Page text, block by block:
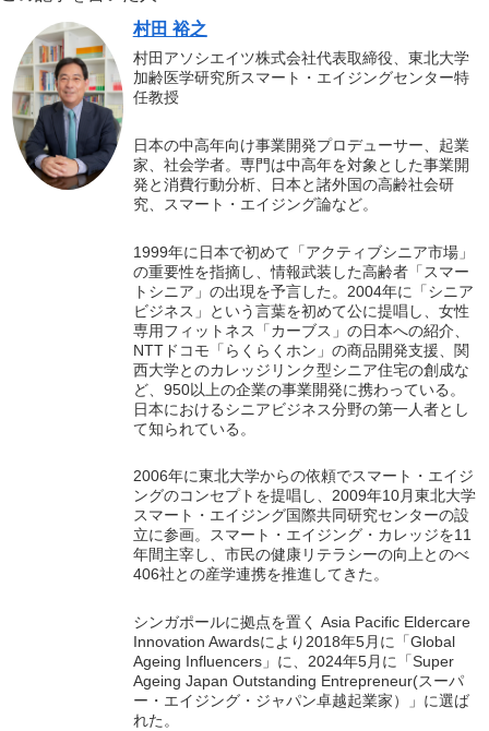
村田 裕之
村田アソシエイツ株式会社代表取締役、東北大学
加齢医学研究所スマート・エイジングセンター特
任教授
日本の中高年向け事業開発プロデューサー、起業
家、社会学者。専門は中高年を対象とした事業開
発と消費行動分析、日本と諸外国の高齢社会研
究、スマート・エイジング論など。
1999年に日本で初めて「アクティブシニア市場」
の重要性を指摘し、情報武装した高齢者「スマー
トシニア」の出現を予言した。2004年に「シニア
ビジネス」という言葉を初めて公に提唱し、女性
専用フィットネス「カーブス」の日本への紹介、
NTTドコモ「らくらくホン」の商品開発支援、関
西大学とのカレッジリンク型シニア住宅の創成な
ど、950以上の企業の事業開発に携わっている。
日本におけるシニアビジネス分野の第一人者とし
て知られている。
2006年に東北大学からの依頼でスマート・エイジ
ングのコンセプトを提唱し、2009年10月東北大学
スマート・エイジング国際共同研究センターの設
立に参画。スマート・エイジング・カレッジを11
年間主宰し、市民の健康リテラシーの向上とのべ
406社との産学連携を推進してきた。
シンガポールに拠点を置く Asia Pacific Eldercare
Innovation Awardsにより2018年5月に「Global
Ageing Influencers」に、2024年5月に「Super
Ageing Japan Outstanding Entrepreneur(スーパ
ー・エイジング・ジャパン卓越起業家）」に選ば
れた。